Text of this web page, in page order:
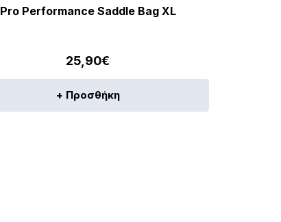
Pro Performance Saddle Bag XL
25,90€
+ Προσθήκη